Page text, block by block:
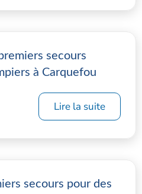
secours
à Carquefou
Lire la suite
secours pour des